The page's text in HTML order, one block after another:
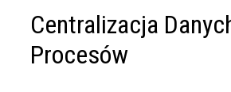
Centralizacja
Procesów